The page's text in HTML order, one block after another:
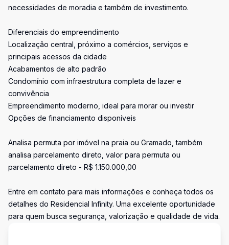
necessidades de moradia e também de investimento.
Diferenciais do empreendimento
Localização central, próximo a comércios, serviços e
principais acessos da cidade
Acabamentos de alto padrão
Condomínio com infraestrutura completa de lazer e
convivência
Empreendimento moderno, ideal para morar ou investir
Opções de financiamento disponíveis
Analisa permuta por imóvel na praia ou Gramado, também
analisa parcelamento direto, valor para permuta ou
parcelamento direto - R$ 1.150.000,00
Entre em contato para mais informações e conheça todos os
detalhes do Residencial Infinity. Uma excelente oportunidade
para quem busca segurança, valorização e qualidade de vida.